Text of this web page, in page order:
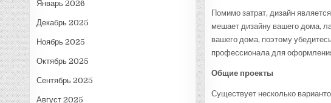
Январь 2026
Декабрь 2025
Ноябрь 2025
Октябрь 2025
Сентябрь 2025
Август 2025
Помимо затрат, дизайн
мешает дизайну вашего дома,
вашего дома, поэтому
профессионала для
Общие проекты
Существует несколько